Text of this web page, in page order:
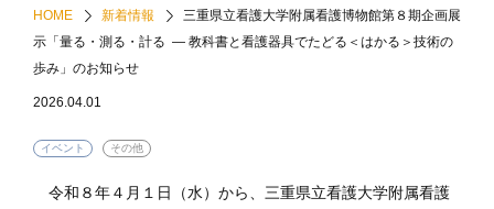
HOME 新着情報
三重県立看護大学附属看護博物館第８期企画展
示「量る・測る・計る ― 教科書と看護器具でたどる＜はかる＞技術の
歩み」のお知らせ
2026.04.01
イベント その他
令和８年４月１日（水）から、三重県立看護大学附属看護